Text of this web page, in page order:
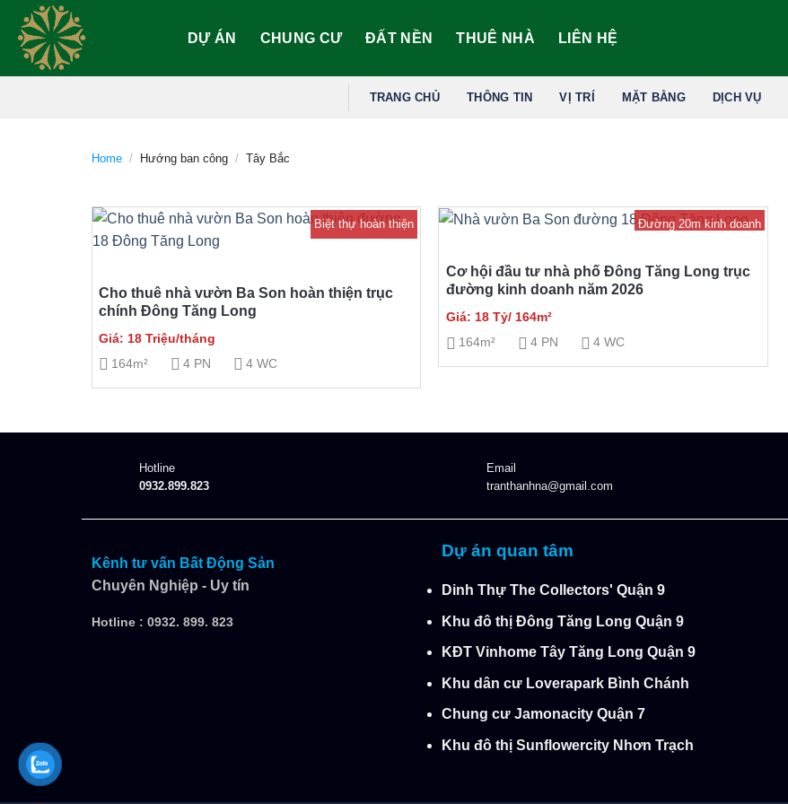
content
DỰ ÁN CHUNG CƯ ĐẤT NỀN THUÊ NHÀ LIÊN HỆ
TRANG CHỦ THÔNG TIN VỊ TRÍ MẶT BẰNG DỊCH VỤ
Home / Hướng ban công / Tây Bắc
Biệt thự hoàn thiện
Cho thuê nhà vườn Ba Son hoàn thiện trục
chính Đông Tăng Long
Giá: 18 Triệu/tháng
164m²
4 PN 4 WC
Đường 20m kinh doanh
Cơ hội đầu tư nhà phố Đông Tăng Long trục
đường kinh doanh năm 2026
Giá: 18 Tỷ/ 164m²
164m²
4 PN 4 WC
Hotline
0932.899.823
Email
tranthanhna@gmail.com
Kênh tư vấn Bất Động Sản
Chuyên Nghiệp - Uy tín
Hotline : 0932. 899. 823
Dự án quan tâm
Dinh Thự The Collectors' Quận 9
Khu đô thị Đông Tăng Long Quận 9
KĐT Vinhome Tây Tăng Long Quận 9
Khu dân cư Loverapark Bình Chánh
Chung cư Jamonacity Quận 7
Khu đô thị Sunflowercity Nhơn Trạch